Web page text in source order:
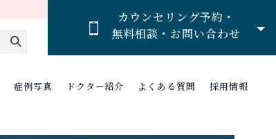
カウンセリング予約・
無料相談・お問い合わせ
症例写真 ドクター紹介 よくある質問 採用情報